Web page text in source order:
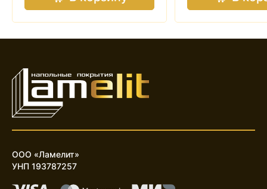
ООО «Ламелит»
УНП 193787257